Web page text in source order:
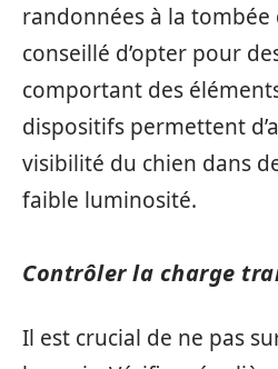
randonnées à la
conseillé d’opter pour
comportant des
dispositifs permettent
visibilité du chien dans
faible luminosité.
Contrôler la charge
Il est crucial de ne pas